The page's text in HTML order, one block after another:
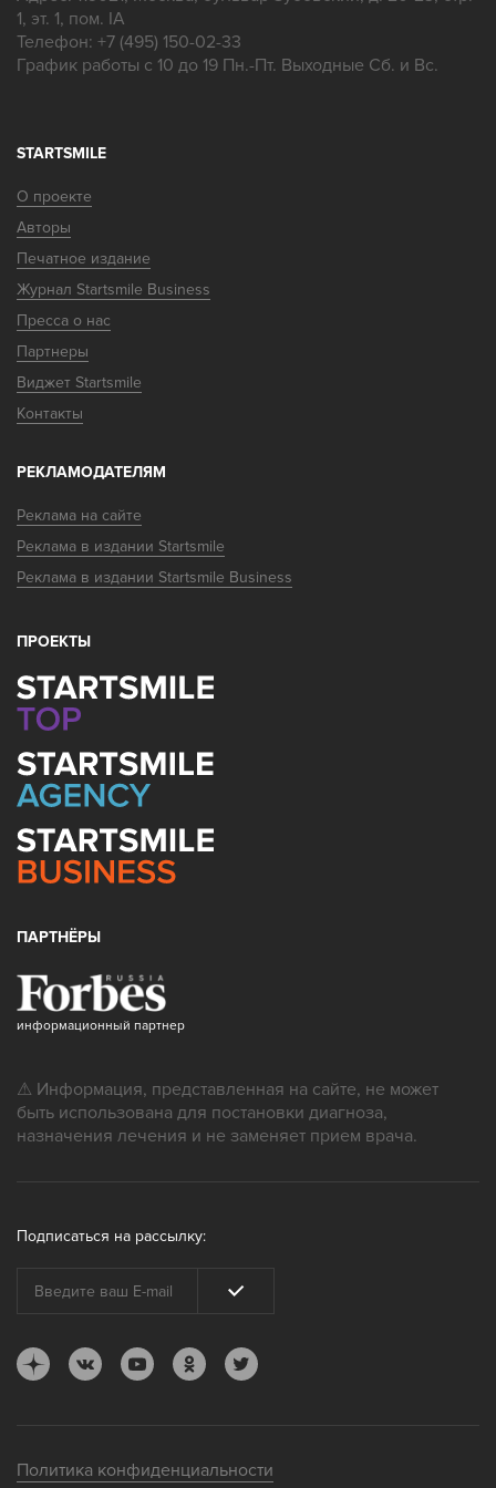
1, эт. 1, пом. IA
Телефон: +7 (495) 150-02-33
График работы с 10 до 19 Пн.-Пт. Выходные Сб. и Вс.
STARTSMILE
О проекте
Авторы
Печатное издание
Журнал Startsmile Business
Пресса о нас
Партнеры
Виджет Startsmile
Контакты
РЕКЛАМОДАТЕЛЯМ
Реклама на сайте
Реклама в издании Startsmile
Реклама в издании Startsmile Business
ПРОЕКТЫ
ПАРТНЁРЫ
информационный партнер
⚠ Информация, представленная на сайте, не может
быть использована для постановки диагноза,
назначения лечения и не заменяет прием врача.
Подписаться на рассылку:
Политика конфиденциальности